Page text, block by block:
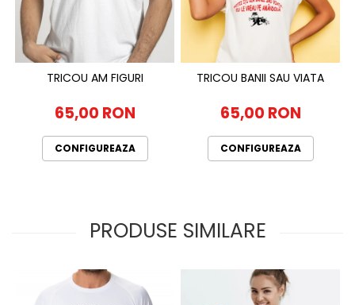
TRICOU AM FIGURI
65,00 RON
CONFIGUREAZA
TRICOU BANII SAU VIATA
65,00 RON
CONFIGUREAZA
PRODUSE SIMILARE